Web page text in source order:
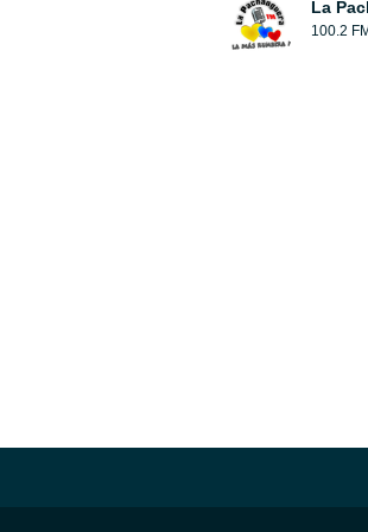
La
100.2 FM